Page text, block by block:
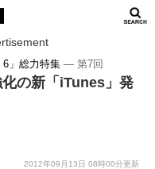
」総力特集 ― 第7回
の新「iTunes」発
2012年09月13日 08時00分更新